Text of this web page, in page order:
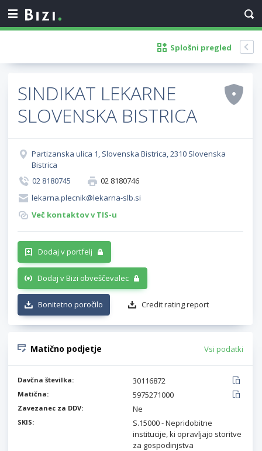
Splošni pregled
SINDIKAT LEKARNE
SLOVENSKA BISTRICA
Partizanska ulica 1, Slovenska Bistrica, 2310 Slovenska
Bistrica
02 8180745
02 8180746
lekarna.plecnik@lekarna-slb.si
Več kontaktov v TIS-u
Dodaj v portfelj
Dodaj v Bizi obveščevalec
Bonitetno poročilo Credit rating report
Matično podjetje Vsi podatki
Davčna številka: 30116872
Matična: 5975271000
Zavezanec za DDV: Ne
SKIS:
S.15000 - Nepridobitne
institucije, ki opravljajo storitve
za gospodinjstva